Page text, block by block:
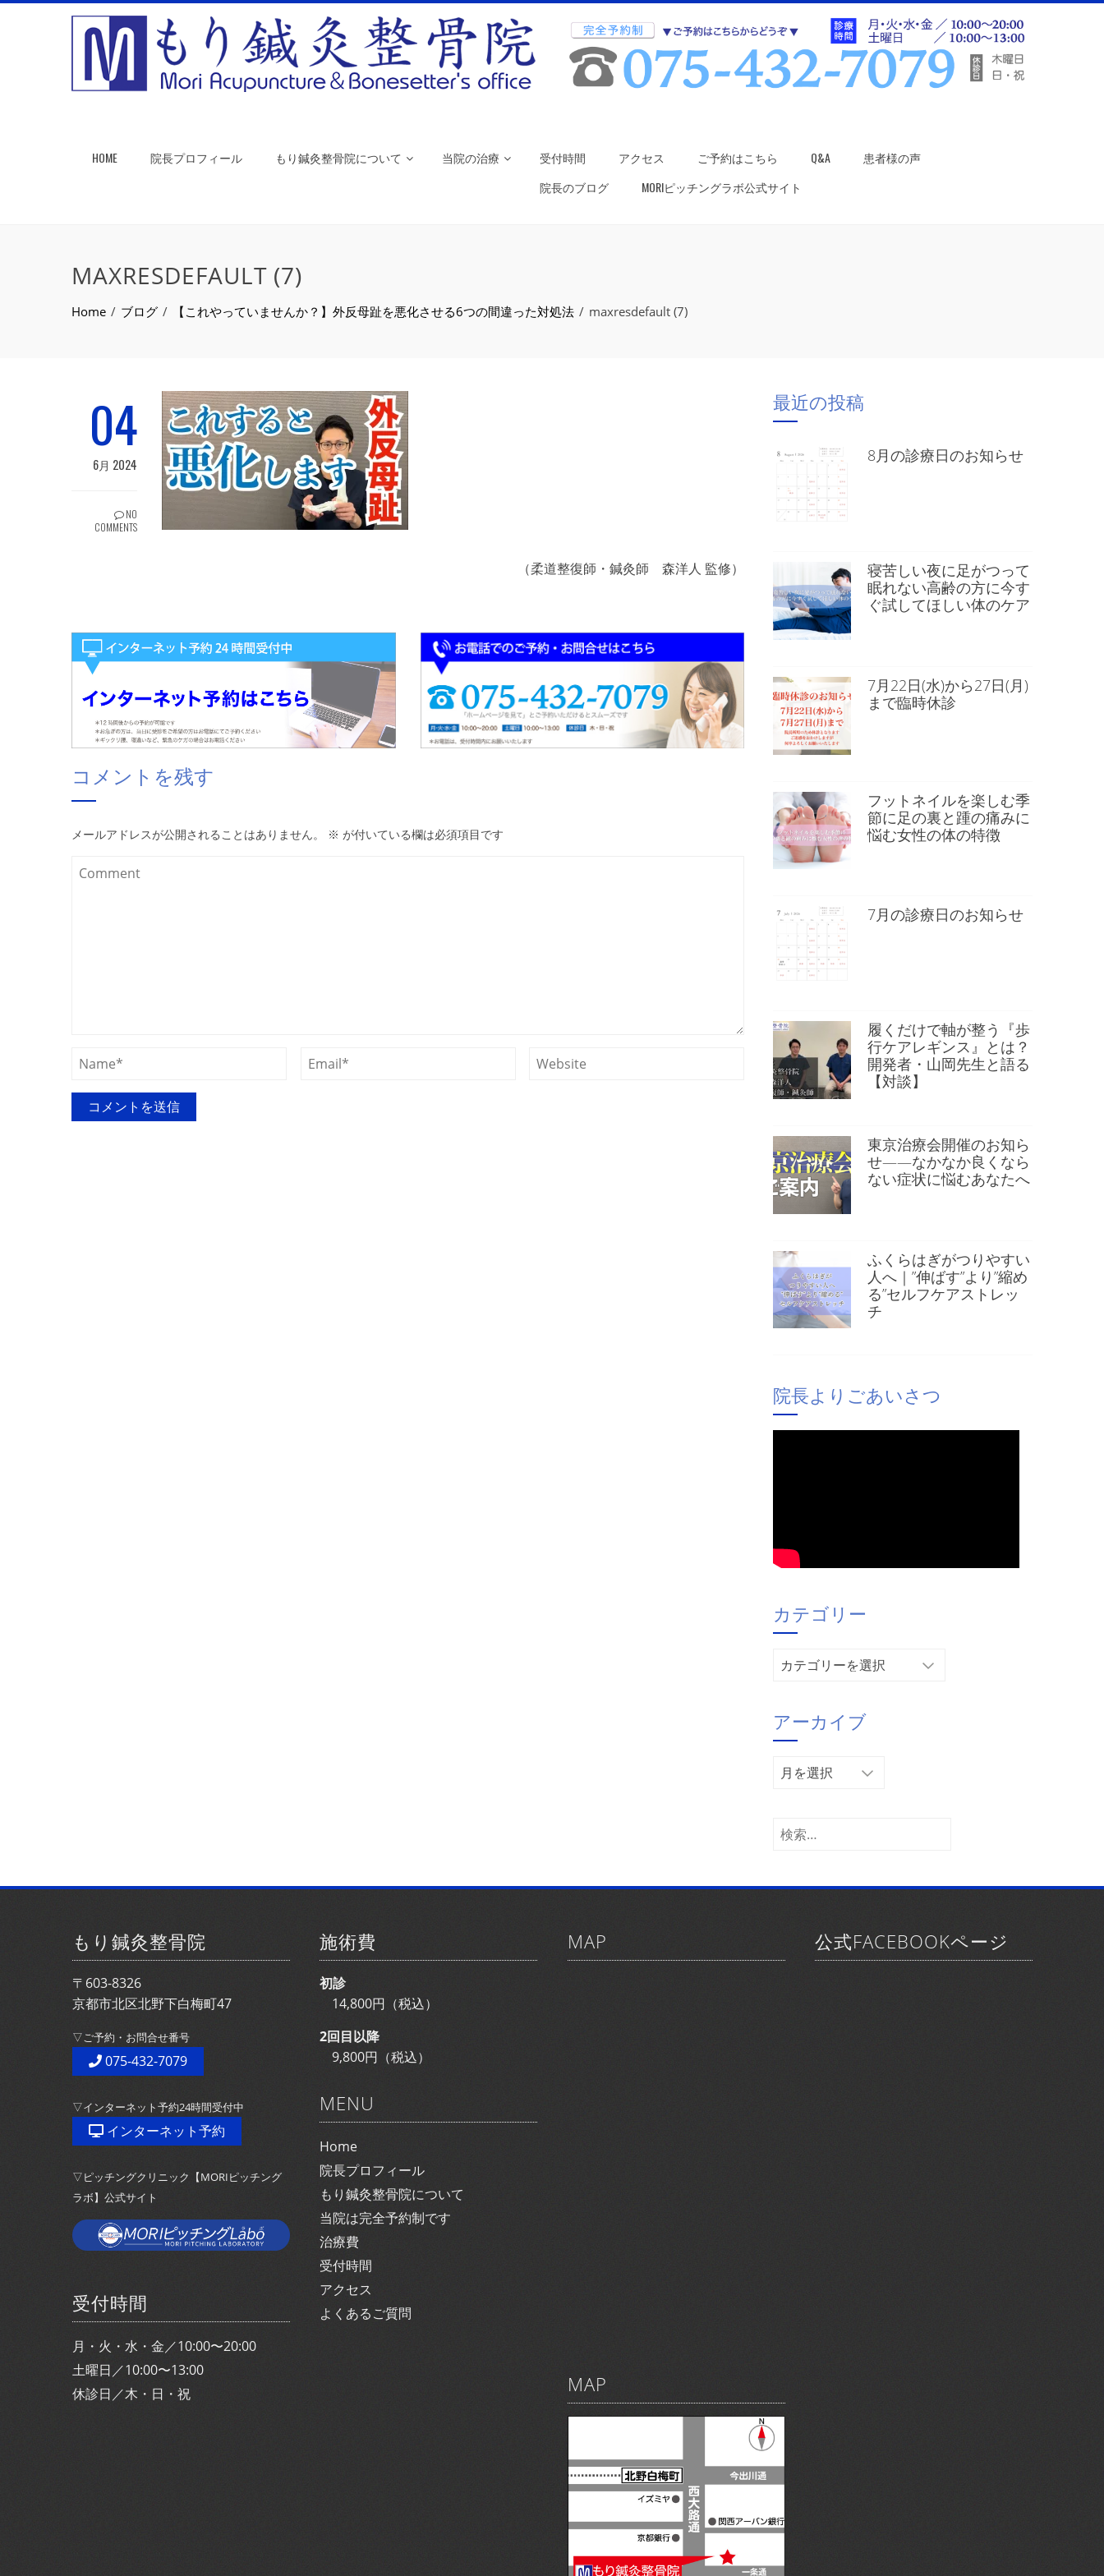
HOME 院長プロフィール もり鍼灸整骨院について 当院の治療 受付時間 アクセス ご予約はこちら Q&A
患者様の声
院長のブログ
MORIピッチングラボ公式サイト
MAXRESDEFAULT (7)
Home ブログ 【これやっていませんか？】外反母趾を悪化させる6つの間違った対処法 maxresdefault (7)
04
6月 2024
NO
COMMENTS
（柔道整復師・鍼灸師 森洋人 監修）
コメントを残す
メールアドレスが公開されることはありません。 ※ が付いている欄は必須項目です
最近の投稿
8月の診療日のお知らせ
寝苦しい夜に足がつって
眠れない高齢の方に今す
ぐ試してほしい体のケア
7月22日(水)から27日(月)
まで臨時休診
フットネイルを楽しむ季
節に足の裏と踵の痛みに
悩む女性の体の特徴
7月の診療日のお知らせ
履くだけで軸が整う『歩
行ケアレギンス』とは？
開発者・山岡先生と語る
【対談】
東京治療会開催のお知ら
せ——なかなか良くなら
ない症状に悩むあなたへ
ふくらはぎがつりやすい
人へ｜”伸ばす”より”縮め
る”セルフケアストレッ
チ
院長よりごあいさつ
カテゴリー
カ
リ
ー
アーカイブ
ア
イ
検
もり鍼灸整骨院
〒603-8326
京都市北区北野下白梅町47
▽ご予約・お問合せ番号
075-432-7079
▽インターネット予約24時間受付中
インターネット予約
▽ピッチングクリニック【MORIピッチング
ラボ】公式サイト
受付時間
月・火・水・金／10:00〜20:00
土曜日／10:00〜13:00
休診日／木・日・祝
施術費
初診
14,800円（税込）
2回目以降
9,800円（税込）
MENU
Home
院長プロフィール
もり鍼灸整骨院について
当院は完全予約制です
治療費
受付時間
アクセス
よくあるご質問
MAP
MAP
公式FACEBOOKページ